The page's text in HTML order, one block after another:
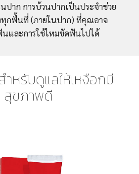
ปาก การบ้วนปากเป็นประจำช่วย
ทุกพื้นที่ (ภายในปาก) ที่คุณอาจ
นและการใช้ไหมขัดฟันไปได้
รับดูแลให้เหงือกมี
สุขภาพดี